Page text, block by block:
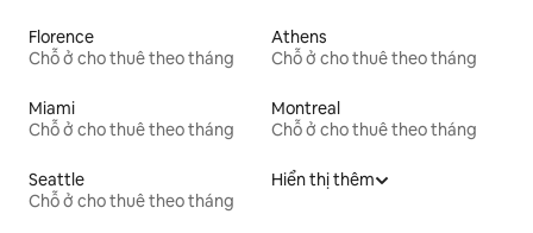
Florence
Chỗ ở cho thuê theo tháng
Athens
Chỗ ở cho thuê theo tháng
Miami
Chỗ ở cho thuê theo tháng
Montreal
Chỗ ở cho thuê theo tháng
Seattle
Chỗ ở cho thuê theo tháng
Hiển thị thêm